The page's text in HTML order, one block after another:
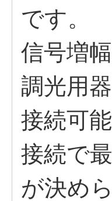
です。
信号増
調光用
接続可
接続で
が決め